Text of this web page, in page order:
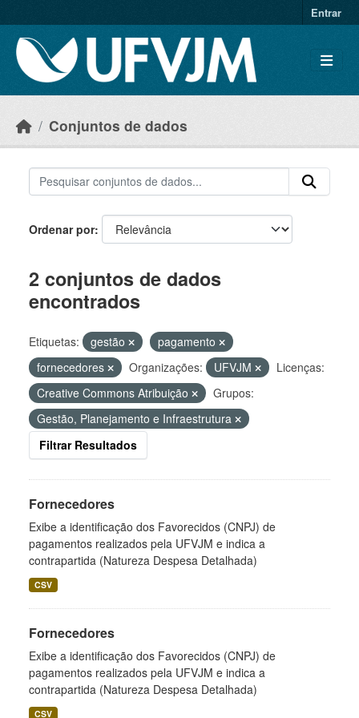
Entrar
Conjuntos de dados
Ordenar por
2 conjuntos de dados
encontrados
Etiquetas: gestão
pagamento
fornecedores
Organizações: UFVJM
Licenças:
Creative Commons Atribuição
Grupos:
Gestão, Planejamento e Infraestrutura
Filtrar Resultados
Fornecedores
Exibe a identificação dos Favorecidos (CNPJ) de
pagamentos realizados pela UFVJM e indica a
contrapartida (Natureza Despesa Detalhada)
CSV
Fornecedores
Exibe a identificação dos Favorecidos (CNPJ) de
pagamentos realizados pela UFVJM e indica a
contrapartida (Natureza Despesa Detalhada)
CSV